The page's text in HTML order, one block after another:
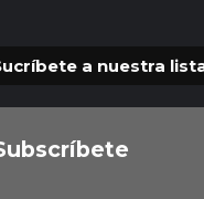
a nuestra